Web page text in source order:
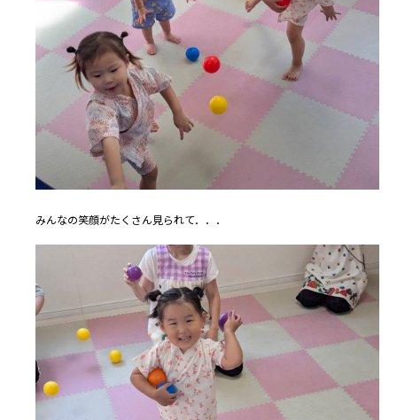
みんなの笑顔がたくさん見られて．．．